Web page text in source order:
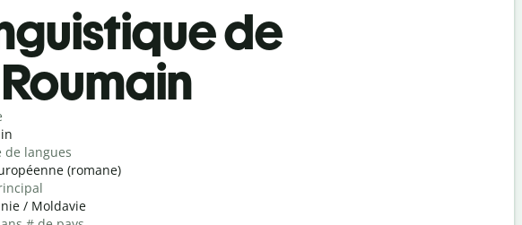
de
de langues
(romane)
/ Moldavie